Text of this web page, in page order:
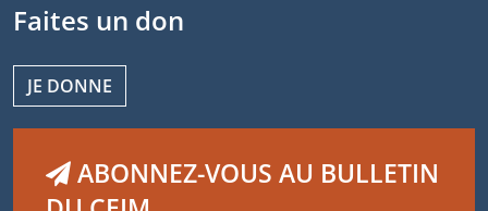
Faites un don
JE DONNE
ABONNEZ-VOUS AU BULLETIN